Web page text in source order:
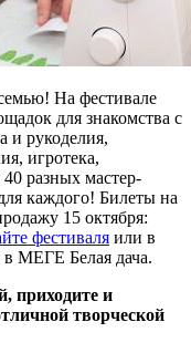
На фестивале
для знакомства с
и рукоделия,
игротека,
разных мастер-
каждого! Билеты на
15 октября:
фестиваля или в
в МЕГЕ Белая дача.
приходите и
творческой